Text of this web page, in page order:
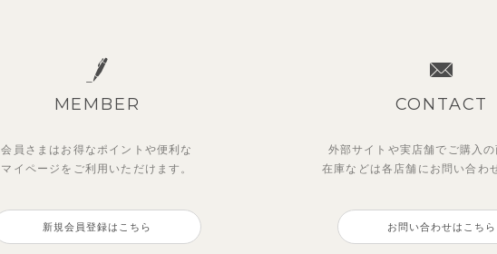
MEMBER
会員さまはお得なポイントや便利な
マイページを ご利用いただけます。
新規会員登録はこちら
CONTACT
外部サイトや実店舗でご購入の
在庫などは各店舗に お問い合わ
お問い合わせはこちら